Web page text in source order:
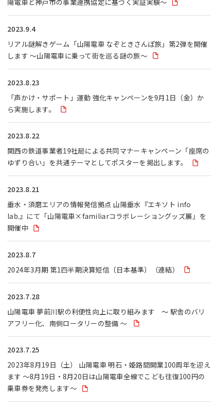
陽電車と神戸市の事業連携協定に基づく実証実験～
2023.9.4
リアル謎解きゲーム「山陽電車 なぞときさんぽ旅」第2弾を開催
します ～山陽電車に乗って街を巡る謎の旅～
2023.8.23
「声かけ・サポート」運動 強化キャンペーンを9月1日（金）か
ら実施します。
2023.8.22
関西の鉄道事業者19社局による共同マナーキャンペーン「座席の
ゆずり合い」を共通テーマとしてポスターを掲出します。
2023.8.21
垂水・須磨エリアの情報発信拠点 山陽垂水『エキソト info
lab.』にて「山陽電車×familiarコラボレーショングッズ展」を
開催中
2023.8.7
2024年3月期 第1四半期決算短信〔日本基準〕（連結）
2023.7.28
山陽電車 夢前川駅の利便性向上に取り組みます ～ 駅舎のバリ
アフリー化、南側ロータリーの整備 ～
2023.7.25
2023年8月19日（土） 山陽電車 明石・姫路間開業100周年を迎え
ます ～8月19日・8月20日は山陽電車全線でこども往復100円の
乗車券を発売します～